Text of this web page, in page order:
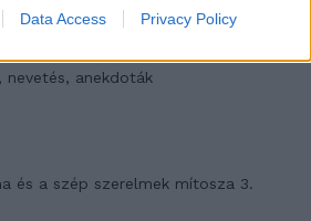
Data Access Privacy Policy
nevetés, anekdoták
és a szép szerelmek mítosza 3.